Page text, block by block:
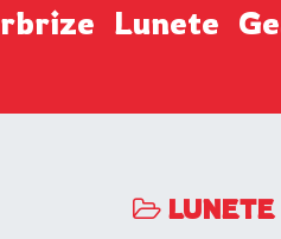
Lunete
LUNETE